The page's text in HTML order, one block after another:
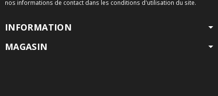
nos informations de contact dans les conditions d'utilisation du site.
INFORMATION
MAGASIN